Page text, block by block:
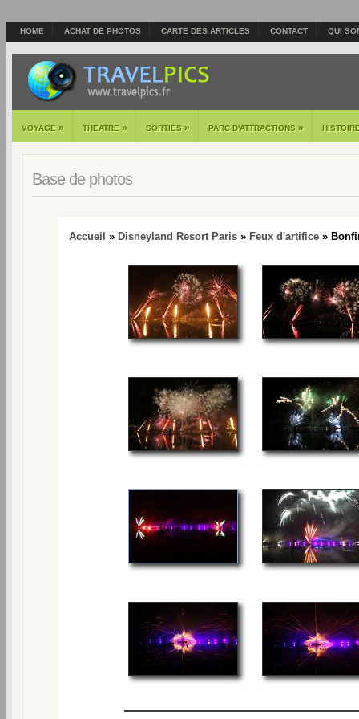
HOME ACHAT DE PHOTOS CARTE DES ARTICLES CONTACT QUI
VOYAGE » THEATRE » SORTIES » PARC D'ATTRACTIONS »
Base de photos
Accueil » Disneyland Resort Paris » Feux d'artifice »